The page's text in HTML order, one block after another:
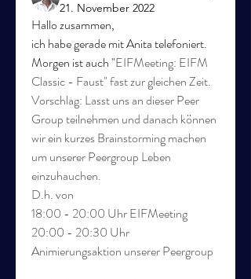
21. November 2022
Hallo zusammen,
ich habe gerade mit Anita telefoniert.
Morgen ist auch "EIFMeeting: EIFM
Classic - Faust" fast zur gleichen Zeit.
Vorschlag: Lasst uns an dieser Peer
Group teilnehmen und danach können
wir ein kurzes Brainstorming machen
um unserer Peergroup Leben
einzuhauchen.
D.h. von
18:00 - 20:00 Uhr EIFMeeting
20:00 - 20:30 Uhr
Animierungsaktion unserer Peergroup